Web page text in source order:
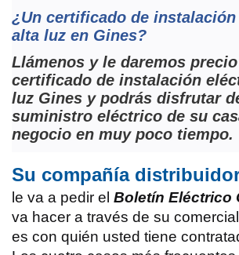
¿Un certificado de instalación
alta luz en Gines?
Llámenos y le daremos
certificado de instalación
luz Gines y podrás disfrutar
suministro eléctrico de su
negocio en muy poco tiempo.
Su compañía
le va a pedir el Boletín Eléctrico
va hacer a través de su
es con quién usted tiene